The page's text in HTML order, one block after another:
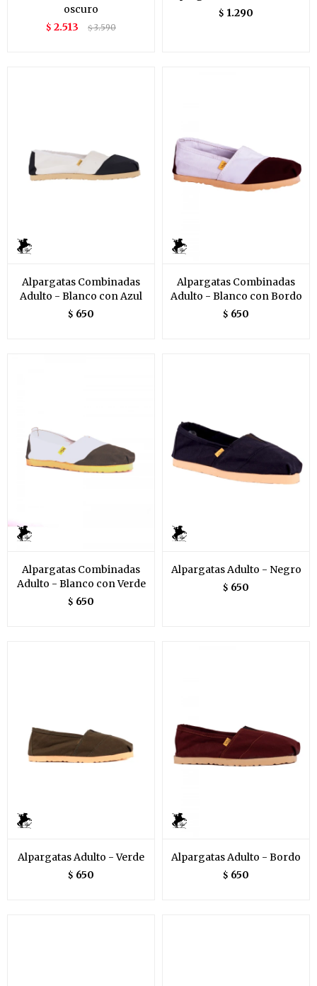
oscuro
$ 2.513 $3.590
$ 1.290
Alpargatas Combinadas
Adulto - Blanco con Azul
$ 650
Alpargatas Combinadas
Adulto - Blanco con Bordo
$ 650
Alpargatas Combinadas
Adulto - Blanco con Verde
$ 650
Alpargatas Adulto - Negro
$ 650
Alpargatas Adulto - Verde
$ 650
Alpargatas Adulto - Bordo
$ 650